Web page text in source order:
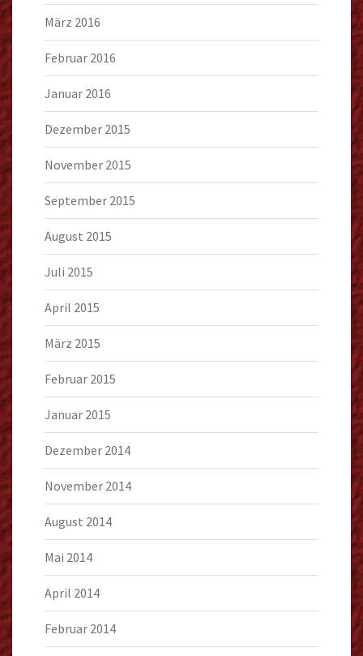
März 2016
Februar 2016
Januar 2016
Dezember 2015
November 2015
September 2015
August 2015
Juli 2015
April 2015
März 2015
Februar 2015
Januar 2015
Dezember 2014
November 2014
August 2014
Mai 2014
April 2014
Februar 2014